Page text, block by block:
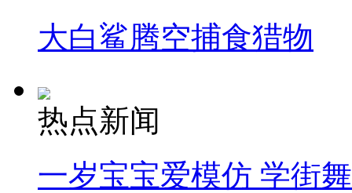
大白鲨腾空捕食猎物
热点新闻
一岁宝宝爱模仿 学街